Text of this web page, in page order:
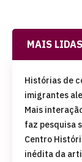
MAIS LIDAS
Histórias de
imigrantes
Mais
faz pesquisa
Centro
inédita da